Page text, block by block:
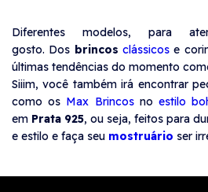
Diferentes modelos, para
gosto. Dos brincosclássicos e
últimas tendências do momento
Siiim, você também irá encontrar
como os Max Brincosnoestilo
em Prata 925, ou seja, feitos para
e estilo e faça seu mostruário ser